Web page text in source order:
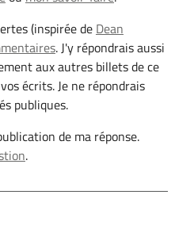
(inspirée de Dean
. J'y répondrais aussi
aux autres billets de ce
écrits. Je ne répondrais
publiques.
de ma réponse.
.